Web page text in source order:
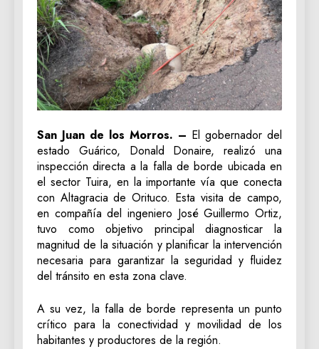
San Juan de los Morros. – El gobernador del
estado Guárico, Donald Donaire, realizó una
inspección directa a la falla de borde ubicada en
el sector Tuira, en la importante vía que conecta
con Altagracia de Orituco. Esta visita de campo,
en compañía del ingeniero José Guillermo Ortiz,
tuvo como objetivo principal diagnosticar la
magnitud de la situación y planificar la intervención
necesaria para garantizar la seguridad y fluidez
del tránsito en esta zona clave.
‎A su vez, la falla de borde representa un punto
crítico para la conectividad y movilidad de los
habitantes y productores de la región.